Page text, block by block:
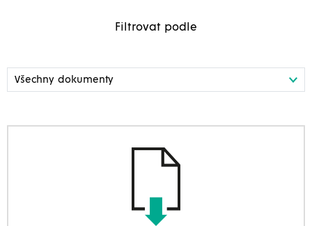
Filtrovat podle